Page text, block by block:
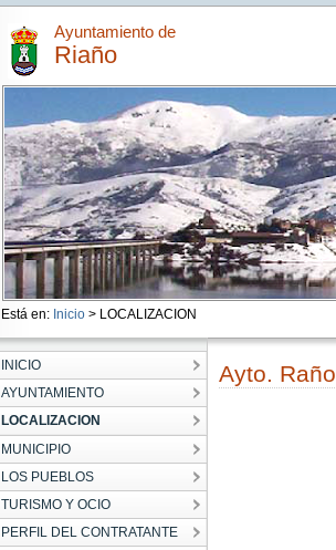
Ayuntamiento de
Riaño
Está en: Inicio > LOCALIZACION
INICIO
AYUNTAMIENTO
LOCALIZACION
MUNICIPIO
LOS PUEBLOS
TURISMO Y OCIO
PERFIL DEL CONTRATANTE
Ayto. Raño